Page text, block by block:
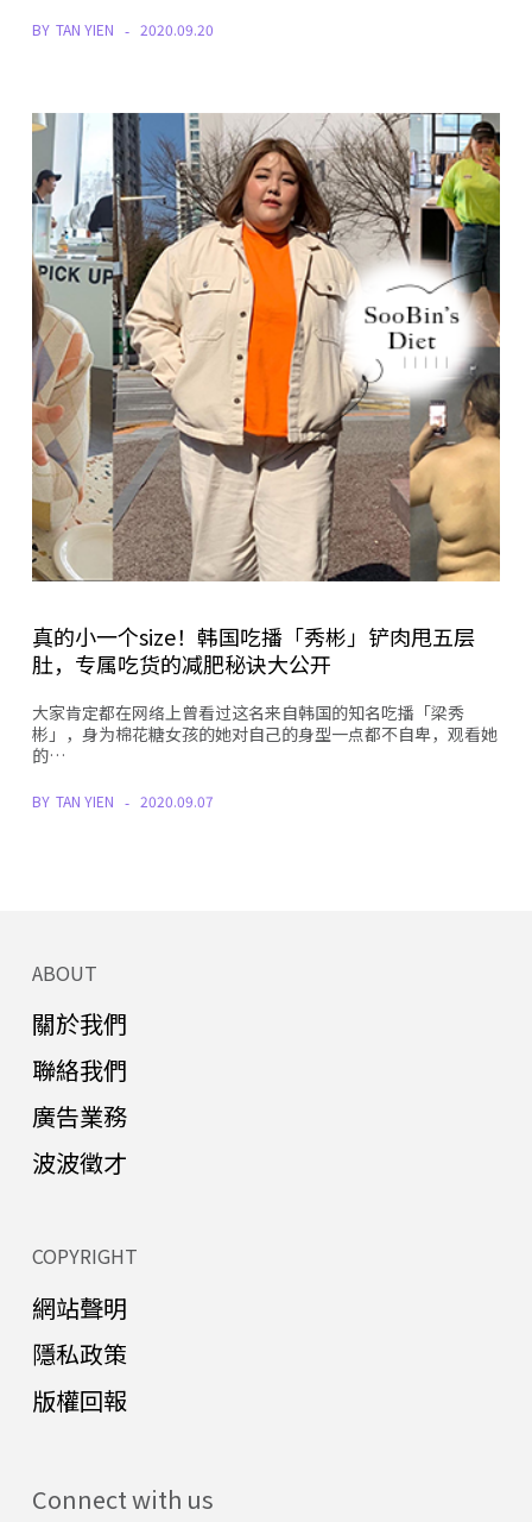
BY TAN YIEN 2020.09.20
真的小一个size！韩国吃播「秀彬」铲肉甩五层
肚，专属吃货的减肥秘诀大公开
大家肯定都在网络上曾看过这名来自韩国的知名吃播「梁秀
彬」，身为棉花糖女孩的她对自己的身型一点都不自卑，观看她
的…
BY TAN YIEN 2020.09.07
ABOUT
關於我們
聯絡我們
廣告業務
波波徵才
COPYRIGHT
網站聲明
隱私政策
版權回報
Connect with us